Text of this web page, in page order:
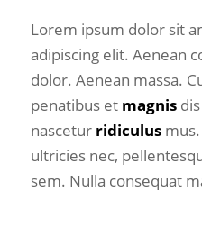
Lorem ipsum dolor sit
adipiscing elit. Aenean
dolor. Aenean massa.
penatibus et magnisdis
nascetur ridiculusmus.
ultricies nec,
sem. Nulla consequat